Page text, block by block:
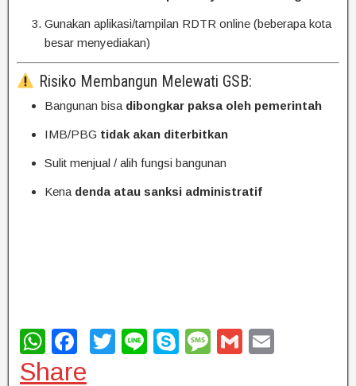
Gunakan aplikasi/tampilan RDTR online (beberapa kota
besar menyediakan)
Risiko Membangun Melewati GSB:
Bangunan bisa dibongkar paksa oleh pemerintah
IMB/PBG tidak akan diterbitkan
Sulit menjual / alih fungsi bangunan
Kena denda atau sanksi administratif
W
h
a
T
Li
S
M
G
Share